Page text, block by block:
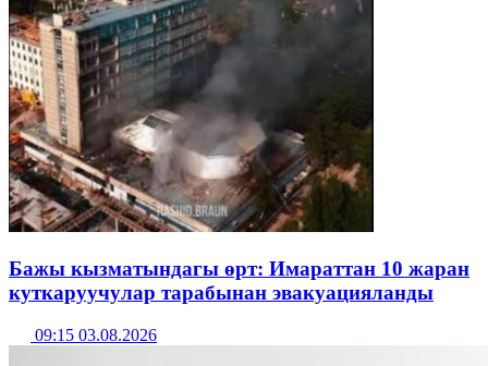
Бажы кызматындагы өрт: Имараттан 10 жаран
куткаруучулар тарабынан эвакуацияланды
09:15 03.08.2026